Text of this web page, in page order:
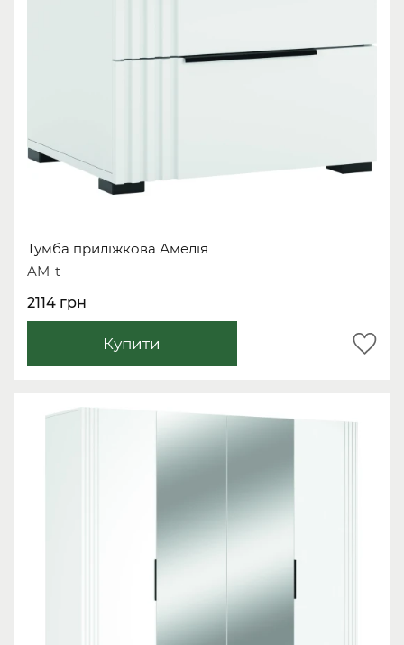
Тумба приліжкова Амелія
AM-t
2114 грн
Купити